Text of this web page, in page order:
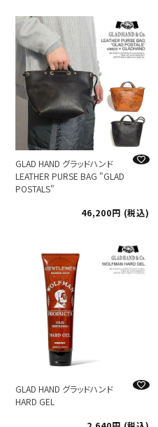
GLAD HAND グラッドハンド
LEATHER PURSE BAG "GLAD
POSTALS"
46,200
税込
GLAD HAND グラッドハンド
HARD GEL